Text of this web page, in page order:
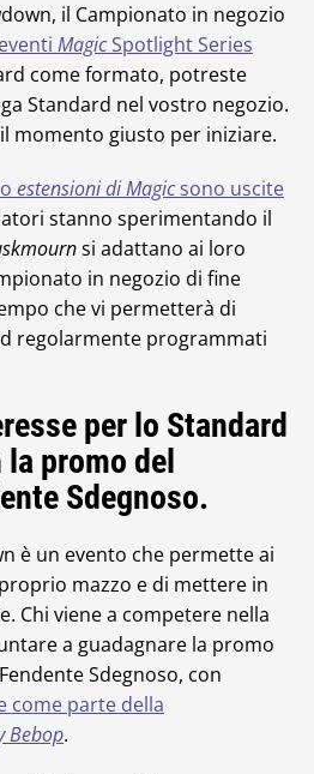
il Campionato in negozio
MagicSpotlight Series
come formato, potreste
Standard nel vostro negozio.
momento giusto per iniziare.
estensioni di Magicsono uscite
stanno sperimentando il
si adattano ai loro
in negozio di fine
che vi permetterà di
regolarmente programmati
per lo Standard
la promo del
Sdegnoso.
è un evento che permette ai
mazzo e di mettere in
Chi viene a competere nella
a guadagnare la promo
Sdegnoso, con
come parte della
Bebop.